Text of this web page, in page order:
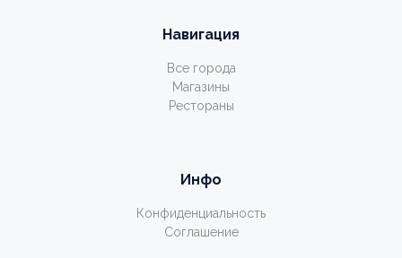
Навигация
Все города
Магазины
Рестораны
Инфо
Конфиденциальность
Соглашение